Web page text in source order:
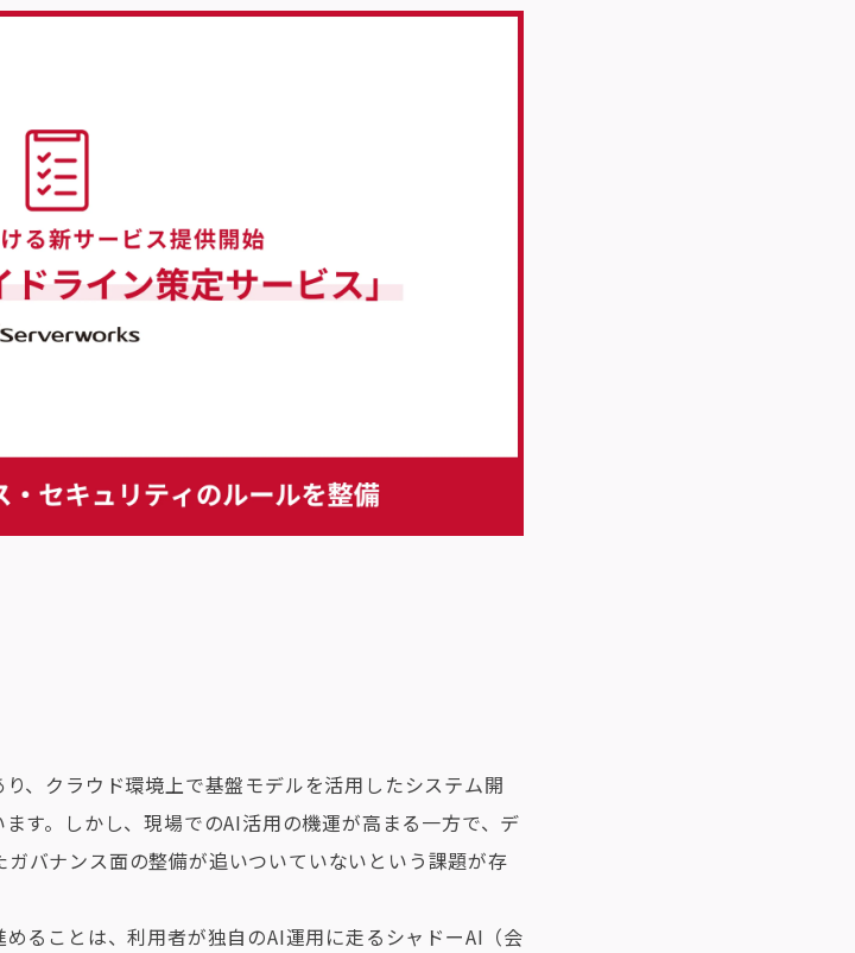
、クラウド環境上で基盤モデルを活用したシステム開
す。しかし、現場でのAI活用の機運が高まる一方で、デ
バナンス面の整備が追いついていないという課題が存
ることは、利用者が独自のAI運用に走るシャドーAI（会